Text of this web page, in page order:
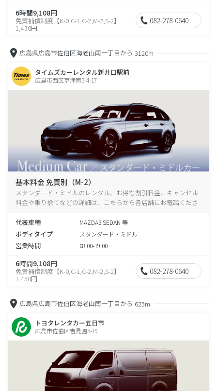
6時間9,108円
免責補償制度【K-0,C-1,C-2,M-2,S-2】
1,430円
082-278-0640
広島県広島市佐伯区海老山南一丁目から 3120m
タイムズカーレンタル新井口駅前
広島市西区草津南3-4-17
基本料金 免責別（M-2）
スタンダード・ミドルのレンタル、お得な割引料金、キャンセル
料金や乗り捨てなどの詳細は、こちらから各店舗にお電話くださ
代表車種
MAZDA3 SEDAN 等
ボディタイプ スタンダード・ミドル
営業時間 08:00-19:00
6時間9,108円
免責補償制度【K-0,C-1,C-2,M-2,S-2】
1,430円
082-278-0640
広島県広島市佐伯区海老山南一丁目から 623m
トヨタレンタカー五日市
広島市佐伯区吉見園3-19